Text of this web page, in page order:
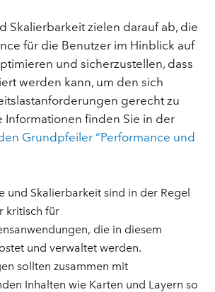
Skalierbarkeit zielen darauf ab, die
für die Benutzer im Hinblick auf
und sicherzustellen, dass
werden kann, um den sich
gerecht zu
Informationen finden Sie in der
Grundpfeiler “Performance und
und Skalierbarkeit sind in der Regel
kritisch für
die in diesem
und verwaltet werden.
sollten zusammen mit
Inhalten wie Karten und Layern so